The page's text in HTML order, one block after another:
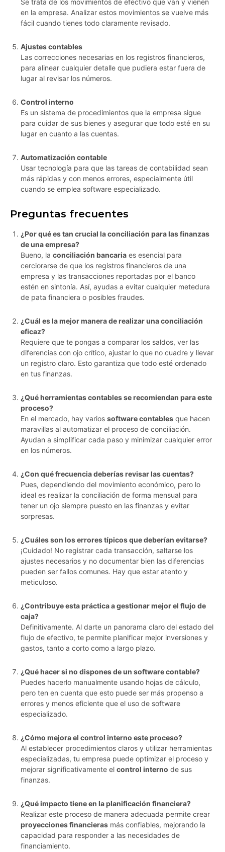
Se trata de los movimientos de efectivo que van y vienen
en la empresa. Analizar estos movimientos se vuelve más
fácil cuando tienes todo claramente revisado.
Ajustes contables
Las correcciones necesarias en los registros financieros,
para alinear cualquier detalle que pudiera estar fuera de
lugar al revisar los números.
Control interno
Es un sistema de procedimientos que la empresa sigue
para cuidar de sus bienes y asegurar que todo esté en su
lugar en cuanto a las cuentas.
Automatización contable
Usar tecnología para que las tareas de contabilidad sean
más rápidas y con menos errores, especialmente útil
cuando se emplea software especializado.
Preguntas frecuentes
¿Por qué es tan crucial la conciliación para las finanzas
de una empresa?
Bueno, la conciliación bancaria es esencial para
cerciorarse de que los registros financieros de una
empresa y las transacciones reportadas por el banco
estén en sintonía. Así, ayudas a evitar cualquier metedura
de pata financiera o posibles fraudes.
¿Cuál es la mejor manera de realizar una conciliación
eficaz?
Requiere que te pongas a comparar los saldos, ver las
diferencias con ojo crítico, ajustar lo que no cuadre y llevar
un registro claro. Esto garantiza que todo esté ordenado
en tus finanzas.
¿Qué herramientas contables se recomiendan para este
proceso?
En el mercado, hay varios software contables que hacen
maravillas al automatizar el proceso de conciliación.
Ayudan a simplificar cada paso y minimizar cualquier error
en los números.
¿Con qué frecuencia deberías revisar las cuentas?
Pues, dependiendo del movimiento económico, pero lo
ideal es realizar la conciliación de forma mensual para
tener un ojo siempre puesto en las finanzas y evitar
sorpresas.
¿Cuáles son los errores típicos que deberían evitarse?
¡Cuidado! No registrar cada transacción, saltarse los
ajustes necesarios y no documentar bien las diferencias
pueden ser fallos comunes. Hay que estar atento y
meticuloso.
¿Contribuye esta práctica a gestionar mejor el flujo de
caja?
Definitivamente. Al darte un panorama claro del estado del
flujo de efectivo, te permite planificar mejor inversiones y
gastos, tanto a corto como a largo plazo.
¿Qué hacer si no dispones de un software contable?
Puedes hacerlo manualmente usando hojas de cálculo,
pero ten en cuenta que esto puede ser más propenso a
errores y menos eficiente que el uso de software
especializado.
¿Cómo mejora el control interno este proceso?
Al establecer procedimientos claros y utilizar herramientas
especializadas, tu empresa puede optimizar el proceso y
mejorar significativamente el control interno de sus
finanzas.
¿Qué impacto tiene en la planificación financiera?
Realizar este proceso de manera adecuada permite crear
proyecciones financieras más confiables, mejorando la
capacidad para responder a las necesidades de
financiamiento.